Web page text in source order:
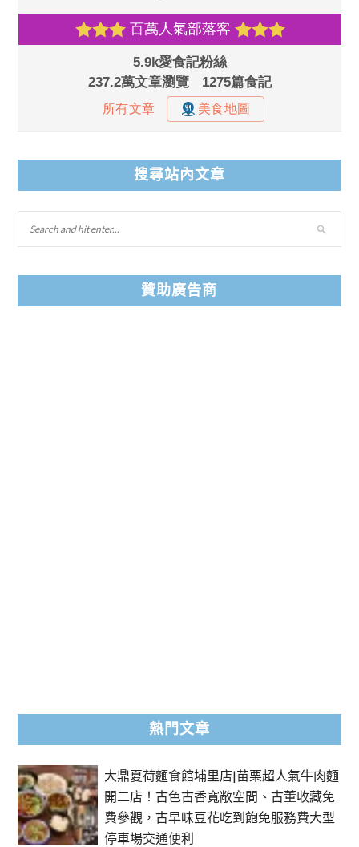
搜尋站內文章
贊助廣告商
熱門文章
大鼎夏荷麵食館埔里店|苗栗超人氣牛肉麵
開二店！古色古香寬敞空間、古董收藏免
費參觀，古早味豆花吃到飽免服務費大型
停車場交通便利